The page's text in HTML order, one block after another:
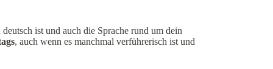
ist und auch die Sprache rund um dein
, auch wenn es manchmal verführerisch ist und